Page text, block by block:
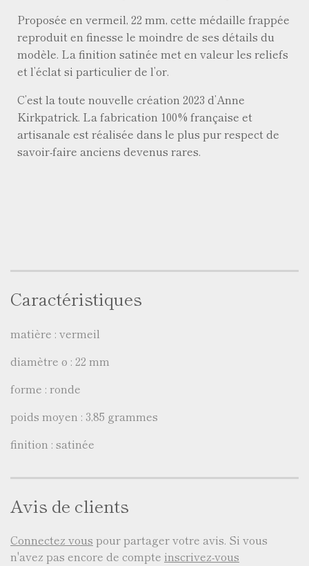
Proposée en vermeil, 22 mm, cette médaille frappée
reproduit en finesse le moindre de ses détails du
modèle. La finition satinée met en valeur les reliefs
et l’éclat si particulier de l’or.
C’est la toute nouvelle création 2023 d’Anne
Kirkpatrick. La fabrication 100% française et
artisanale est réalisée dans le plus pur respect de
savoir-faire anciens devenus rares.
Caractéristiques
matière : vermeil
diamètre ø : 22 mm
forme : ronde
poids moyen : 3,85 grammes
finition : satinée
Avis de clients
Connectez vous pour partager votre avis. Si vous
n'avez pas encore de compte inscrivez-vous